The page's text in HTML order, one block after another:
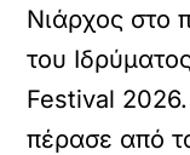
Νιάρχος στο
του
Festival
πέρασε από